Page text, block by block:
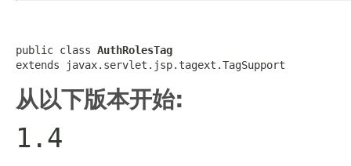
public class AuthRolesTag
extends javax.servlet.jsp.tagext.TagSupport
从以下版本开始:
1.4